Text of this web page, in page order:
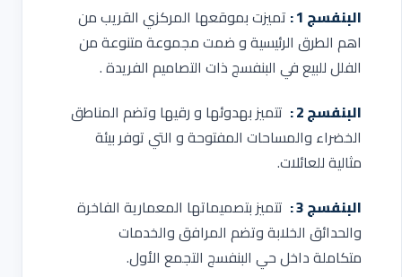
البنفسج 1 :
تميزت بموقعها المركزي القريب من
اهم الطرق الرئيسية و ضمت مجموعة متنوعة من
الفلل للبيع في البنفسج ذات التصاميم الفريدة .
البنفسج 2 :
تتميز بهدوئها و رقيها وتضم المناطق
الخضراء والمساحات المفتوحة و التي توفر بيئة
مثالية للعائلات.
البنفسج 3 :
تتميز بتصميماتها المعمارية الفاخرة
والحدائق الخلابة وتضم المرافق والخدمات
متكاملة داخل حي البنفسج التجمع الأول.